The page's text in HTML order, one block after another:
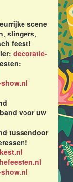
scene
slingers,
feest!
decoratie-
voor uw
tussendoor